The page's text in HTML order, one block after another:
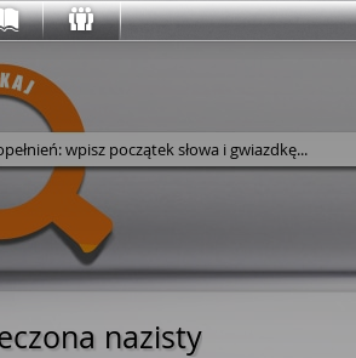
Wyszukaj w serwisie
nazisty